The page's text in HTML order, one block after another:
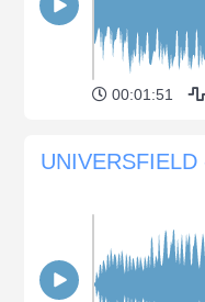
00:01:51